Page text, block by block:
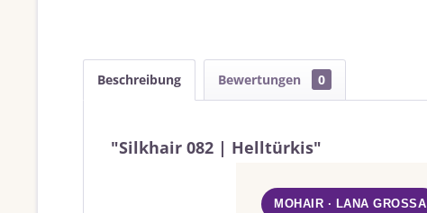
Beschreibung Bewertungen 0
"Silkhair 082 | Helltürkis"
MOHAIR · LANA GROSSA